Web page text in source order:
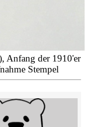
Anfang der 1910'er
Stempel